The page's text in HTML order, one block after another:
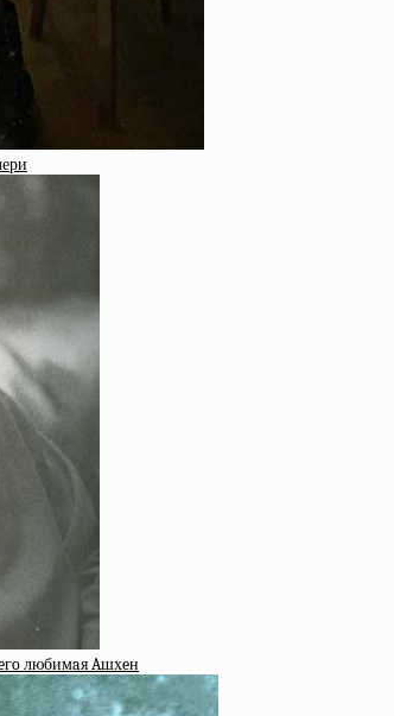
любимaя Aшхeн